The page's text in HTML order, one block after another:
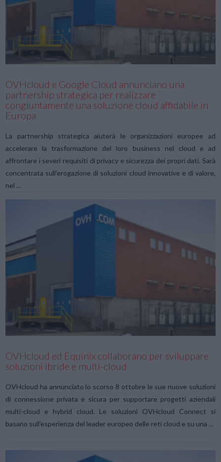
OVHcloud e Google Cloud annunciano una
partnership strategica per realizzare
congiuntamente una soluzione cloud affidabile in
Europa
La partnership strategica aiuterà le organizzazioni europee ad
accelerare la trasformazione del loro business nel cloud e ad
affrontare i severi requisiti di privacy e sicurezza dei propri dati. Sarà
concentrata sull’erogazione di soluzioni cloud innovative e di valore,
nel …
OVHcloud ed Equinix collaborano per sviluppare
soluzioni ibride e multi-cloud
OVHcloud ha annunciato lo scorso 8 ottobre le sue nuove soluzioni
di connessione privata e sicura per supportare progetti aziendali
multi-cloud e hybrid cloud. Le soluzioni OVHcloud Connect si
basano sull’esperienza del leader europeo delle reti cloud e su una …